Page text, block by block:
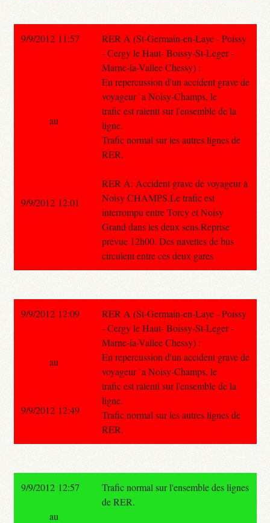
9/9/2012 11:57
RER A (St-Germain-en-Laye - Poissy
- Cergy le Haut- Boissy-St-Leger -
Marne-la-Vallee Chessy) :
En repercussion d'un accident grave de
voyageur `a Noisy-Champs, le
trafic est ralenti sur l'ensemble de la
ligne.
Trafic normal sur les autres lignes de
RER.
RER A: Accident grave de voyageur à
Noisy CHAMPS.Le trafic est
interrompu entre Torcy et Noisy
Grand dans les deux sens.Reprise
prévue 12h00. Des navettes de bus
circulent entre ces deux gares
au
9/9/2012 12:01
9/9/2012 12:09
RER A (St-Germain-en-Laye - Poissy
- Cergy le Haut- Boissy-St-Leger -
Marne-la-Vallee Chessy) :
En repercussion d'un accident grave de
voyageur `a Noisy-Champs, le
trafic est ralenti sur l'ensemble de la
ligne.
Trafic normal sur les autres lignes de
RER.
au
9/9/2012 12:49
9/9/2012 12:57
Trafic normal sur l'ensemble des lignes
de RER.
au